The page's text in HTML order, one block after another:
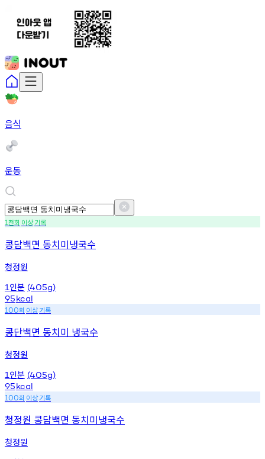
음식
운동
1천회 이상기록
콩담백면 동치미냉국수
청정원
1 인분 (405g)
95kcal
100회 이상기록
콩단백면 동치미 냉국수
청정원
1 인분 (405g)
95kcal
100회 이상기록
청정원 콩담백면 동치미냉국수
청정원